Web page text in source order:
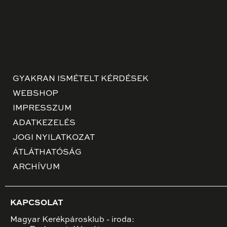
GYAKRAN ISMÉTELT KÉRDÉSEK
WEBSHOP
IMPRESSZUM
ADATKEZELÉS
JOGI NYILATKOZAT
ÁTLÁTHATÓSÁG
ARCHÍVUM
KAPCSOLAT
Magyar Kerékpárosklub - iroda: